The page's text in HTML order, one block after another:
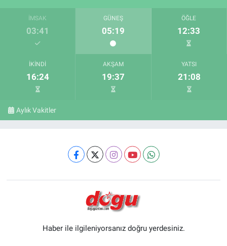
İMSAK
03:41
GÜNEŞ
05:19
ÖĞLE
12:33
İKINDI
16:24
AKŞAM
19:37
YATSI
21:08
Aylık Vakitler
Haber ile ilgileniyorsanız doğru yerdesiniz.